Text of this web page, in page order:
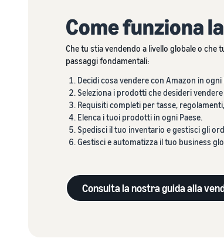
Come funziona
Che tu stia vendendo a livello globale o che
passaggi fondamentali:
Decidi cosa vendere con Amazon in ogni
Seleziona i prodotti che desideri vendere
Requisiti completi per tasse,
Elenca i tuoi prodotti in ogni Paese.
Spedisci il tuo inventario e gestisci gli
Gestisci e automatizza il tuo business
Consulta la nostra guida alla